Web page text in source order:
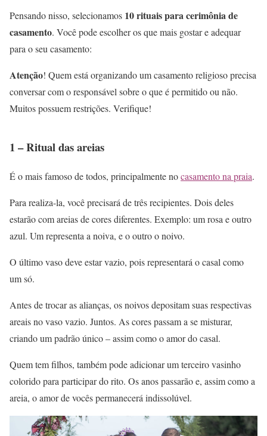
Pensando nisso, selecionamos 10 rituais para cerimônia de
casamento. Você pode escolher os que mais gostar e adequar
para o seu casamento:
Atenção! Quem está organizando um casamento religioso precisa
conversar com o responsável sobre o que é permitido ou não.
Muitos possuem restrições. Verifique!
1 – Ritual das areias
É o mais famoso de todos, principalmente nocasamento na praia.
Para realiza-la, você precisará de três recipientes. Dois deles
estarão com areias de cores diferentes. Exemplo: um rosa e outro
azul. Um representa a noiva, e o outro o noivo.
O último vaso deve estar vazio, pois representará o casal como
um só.
Antes de trocar as alianças, os noivos depositam suas respectivas
areais no vaso vazio. Juntos. As cores passam a se misturar,
criando um padrão único – assim como o amor do casal.
Quem tem filhos, também pode adicionar um terceiro vasinho
colorido para participar do rito. Os anos passarão e, assim como a
areia, o amor de vocês permanecerá indissolúvel.